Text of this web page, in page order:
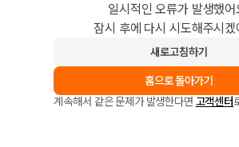
일시적인 오류가 발생했어
잠시 후에 다시 시도해주시겠
새로고침하기
홈으로 돌아가기
계속해서 같은 문제가 발생한다면 고객센터